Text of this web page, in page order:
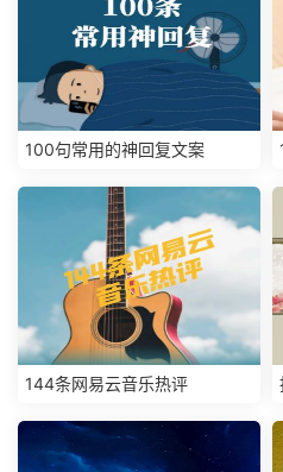
100句常用的神回复文案
144条网易云音乐热评